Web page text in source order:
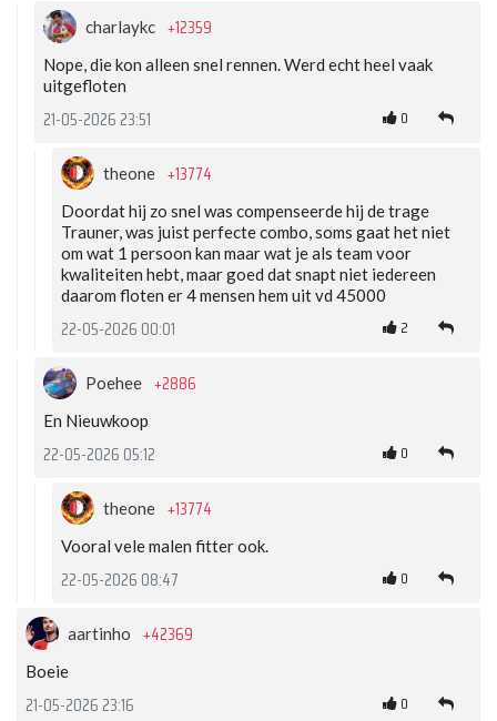
charlaykc +12359
Nope, die kon alleen snel rennen. Werd echt heel vaak
uitgefloten
21-05-2026 23:51 0
theone +13774
Doordat hij zo snel was compenseerde hij de trage
Trauner, was juist perfecte combo, soms gaat het niet
om wat 1 persoon kan maar wat je als team voor
kwaliteiten hebt, maar goed dat snapt niet iedereen
daarom floten er 4 mensen hem uit vd 45000
22-05-2026 00:01 2
Poehee +2886
En Nieuwkoop
22-05-2026 05:12 0
theone +13774
Vooral vele malen fitter ook.
22-05-2026 08:47 0
aartinho +42369
Boeie
21-05-2026 23:16 0